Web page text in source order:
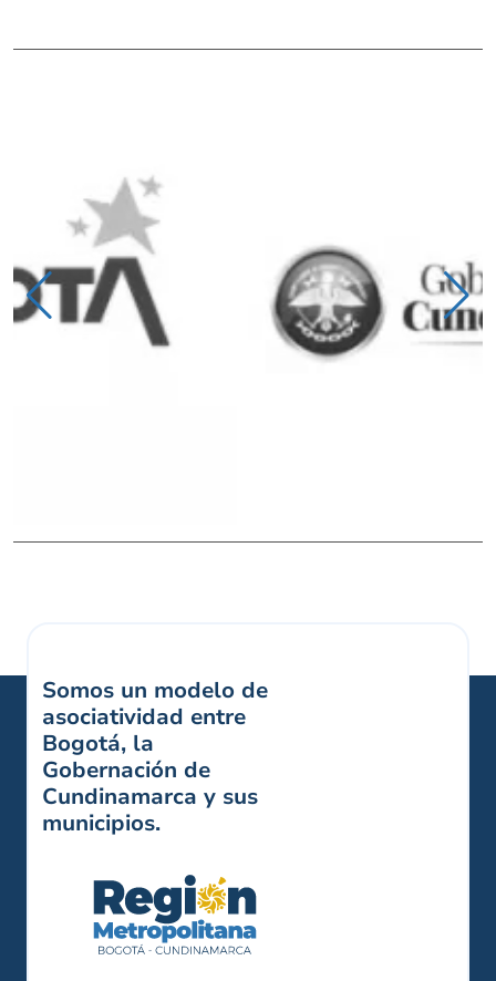
Somos un modelo de
asociatividad entre
Bogotá, la
Gobernación de
Cundinamarca y sus
municipios.